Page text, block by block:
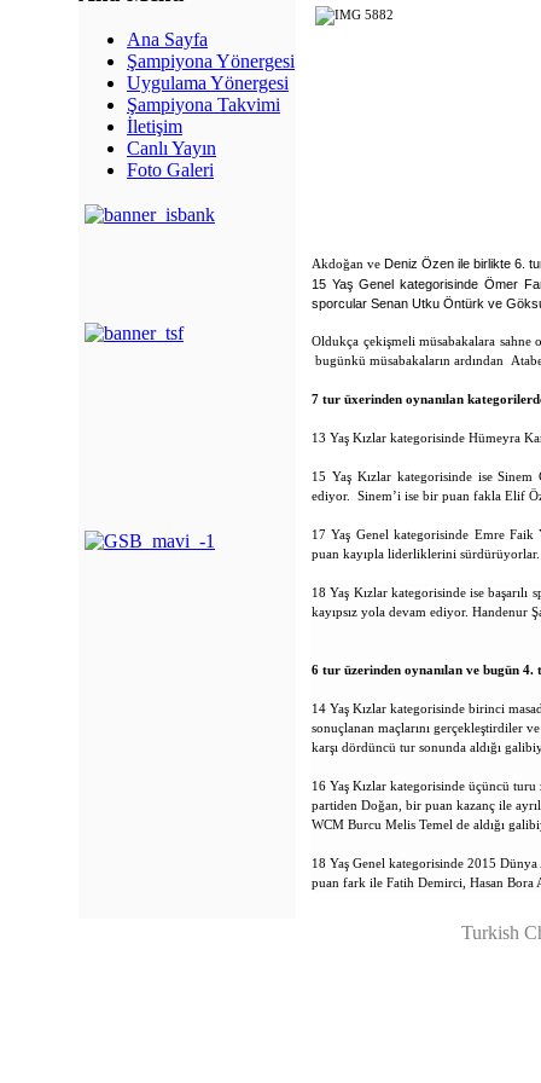
Ana Sayfa
Şampiyona Yönergesi
Uygulama Yönergesi
Şampiyona Takvimi
İletişim
Canlı Yayın
Foto Galeri
Akdoğan ve Deniz Özen ile birlikte 6.
15 Yaş Genel kategorisinde Ömer
sporcular Senan Utku Öntürk ve
Oldukça çekişmeli müsabakalara
bugünkü müsabakaların ardından
7 tur üxerinden oynanılan
13 Yaş Kızlar kategorisinde Hümeyra
15 Yaş Kızlar kategorisinde iseSinem
ediyor. Sinem’i ise bir puan fakla Elif
17 Yaş Genel kategorisinde Emre Faik
puan kayıpla liderliklerini
18 Yaş Kızlar kategorisinde ise
kayıpsız yola devam ediyor. Handenur
6 tur üzerinden oynanılan ve bugün 4.
14 Yaş Kızlar kategorisinde birinci
sonuçlanan maçlarını gerçekleştirdiler
karşı dördüncü tur sonunda aldığı
16 Yaş Kızlar kategorisinde üçüncü
partiden Doğan, bir puan kazanç ile
WCM Burcu Melis Temel de aldığı
18 Yaş Genel kategorisinde 2015
puan fark ile Fatih Demirci, Hasan Bora
Turkish